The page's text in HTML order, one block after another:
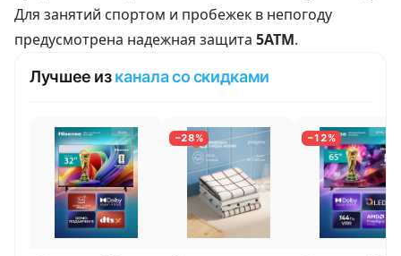
Для занятий спортом и пробежек в непогоду
предусмотрена надежная защита 5ATM.
Лучшее изканала со скидками
−28% −12%